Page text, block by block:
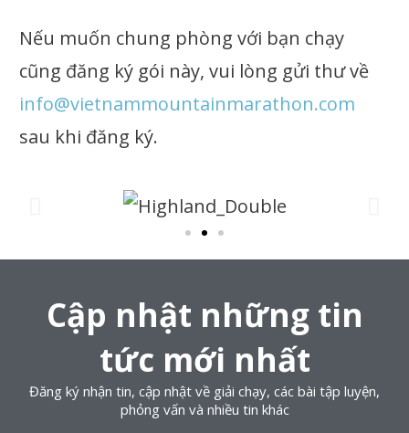
Nếu muốn chung phòng với bạn chạy
cũng đăng ký gói này, vui lòng gửi thư về
info@vietnammountainmarathon.com
sau khi đăng ký.
Cập nhật những tin
tức mới nhất
Đăng ký nhận tin, cập nhật về giải chạy, các bài tập luyện,
phỏng vấn và nhiều tin khác